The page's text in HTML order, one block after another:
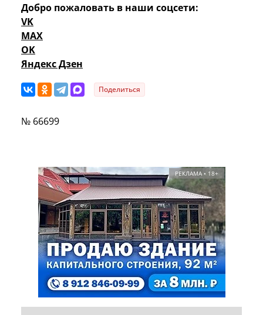
Добро пожаловать в наши соцсети:
VK
MAX
OK
Яндекс Дзен
Поделиться
№ 66699
РЕКЛАМА • 18+